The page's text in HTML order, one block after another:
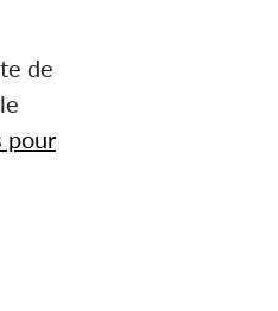
de
pour